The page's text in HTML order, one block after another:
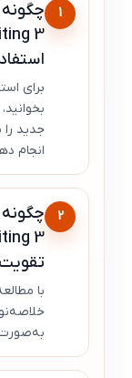
1
برای
جدید
انجام
2
چگونه
3
با